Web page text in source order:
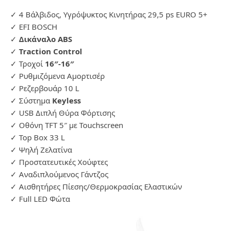
✓ 4 Βάλβιδος, Υγρόψυκτος Κινητήρας 29,5 ps EURO 5+
✓ EFI BOSCH
✓ Δικάναλο ABS
✓ Traction Control
✓ Τροχοί 16″-16″
✓ Ρυθμιζόμενα Αμορτισέρ
✓ Ρεζερβουάρ 10 L
✓ Σύστημα Keyless
✓ USB Διπλή Θύρα Φόρτισης
✓ Οθόνη TFT 5″ με Touchscreen
✓ Top Box 33 L
✓ Ψηλή Ζελατίνα
✓ Προστατευτικές Χούφτες
✓ Αναδιπλούμενος Γάντζος
✓ Αισθητήρες Πίεσης/Θερμοκρασίας Ελαστικών
✓ Full LED Φώτα